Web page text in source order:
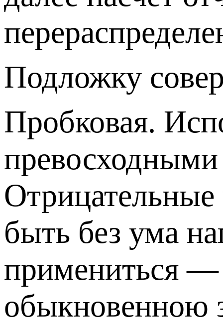
Подложку
Пробковая.
быть без ума
примениться —
обыкновенною